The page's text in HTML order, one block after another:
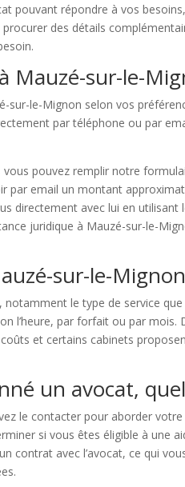
pouvant répondre à vos
des détails
Mauzé-sur-le-
le-Mignon selon vos
par téléphone ou par
pouvez remplir notre
email un montant
directement avec lui en
juridique à Mauzé-sur-le-
sur-le-
le type de service
l’heure, par forfait ou par
et certains cabinets
un avocat,
le contacter pour aborder
si vous êtes éligible à une
contrat avec l’avocat, ce qui